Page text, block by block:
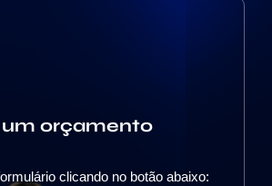
orçamento
clicando no botão abaixo: